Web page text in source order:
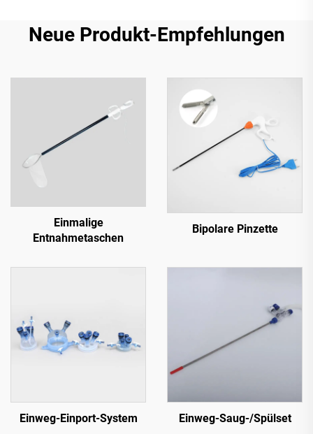
Neue Produkt-Empfehlungen
Einmalige
Entnahmetaschen
Bipolare Pinzette
Einweg-Einport-System Einweg-Saug-/Spülset